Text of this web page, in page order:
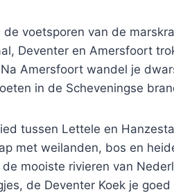
de voetsporen van de
Deventer en Amersfoort
Amersfoort wandel je
in de Scheveningse
tussen Lettele en
met weilanden, bos en
de mooiste rivieren van
de Deventer Koek je goed